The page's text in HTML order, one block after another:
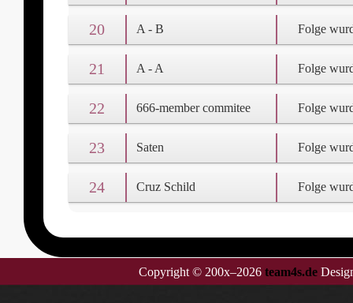
20 A - B Folge
21 A - A Folge
22 666-member commitee Folge
23 Saten Folge
24 Cruz Schild Folge
Copyright © 200x–2026 team4s.de